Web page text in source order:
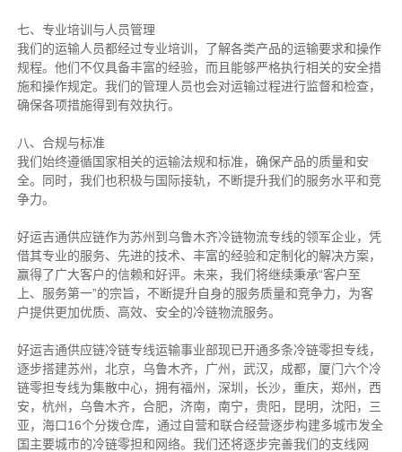
七、专业培训与人员管理
我们的运输人员都经过专业培训，了解各类产品的运输要求和操作
规程。他们不仅具备丰富的经验，而且能够严格执行相关的安全措
施和操作规定。我们的管理人员也会对运输过程进行监督和检查，
确保各项措施得到有效执行。
八、合规与标准
我们始终遵循国家相关的运输法规和标准，确保产品的质量和安
全。同时，我们也积极与国际接轨，不断提升我们的服务水平和竞
争力。
好运吉通供应链作为苏州到乌鲁木齐冷链物流专线的领军企业，凭
借其专业的服务、先进的技术、丰富的经验和定制化的解决方案，
赢得了广大客户的信赖和好评。未来，我们将继续秉承“客户至
上、服务第一”的宗旨，不断提升自身的服务质量和竞争力，为客
户提供更加优质、高效、安全的冷链物流服务。
好运吉通供应链冷链专线运输事业部现已开通多条冷链零担专线，
逐步搭建苏州，北京，乌鲁木齐，广州，武汉，成都，厦门六个冷
链零担专线为集散中心，拥有福州，深圳，长沙，重庆，郑州，西
安，杭州，乌鲁木齐，合肥，济南，南宁，贵阳，昆明，沈阳，三
亚，海口16个分拨仓库，通过自营和联合经营逐步构建多城市发全
国主要城市的冷链零担和网络。我们还将逐步完善我们的支线网